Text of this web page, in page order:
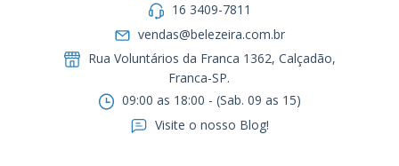
16 3409-7811
vendas@belezeira.com.br
Rua Voluntários da Franca 1362, Calçadão,
Franca-SP.ㅤㅤㅤㅤㅤㅤㅤㅤㅤㅤㅤ
09:00 as 18:00 - (Sab. 09 as 15)
Visite o nosso Blog!